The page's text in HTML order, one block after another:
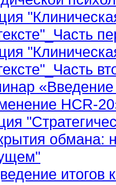
«Введение
HCR-
обмана:
итогов